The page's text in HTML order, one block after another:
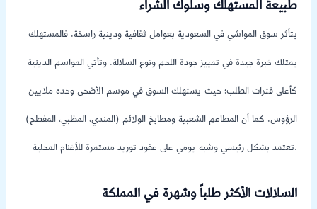
طبيعة المستهلك وسلوك الشراء
يتأثر سوق المواشي في السعودية بعوامل ثقافية ودينية راسخة. فالمستهلك
يمتلك خبرة جيدة في تمييز جودة اللحم ونوع السلالة. وتأتي المواسم الدينية
كأعلى فترات الطلب؛ حيث يستهلك السوق في موسم الأضحى وحده ملايين
الرؤوس. كما أن المطاعم الشعبية ومطابخ الولائم (المندي، المظبي، المفطح)
تعتمد بشكل رئيسي وشبه يومي على عقود توريد مستمرة للأغنام المحلية.
السلالات الأكثر طلباً وشهرة في المملكة